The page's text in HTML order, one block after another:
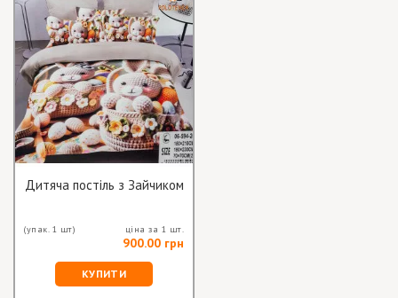
Дитяча постіль з Зайчиком
(упак. 1 шт) ціна за 1 шт.
900.00 грн
КУПИТИ